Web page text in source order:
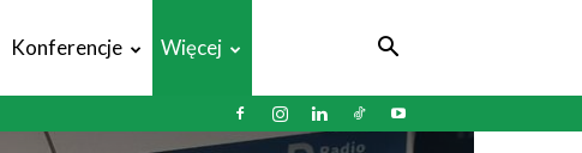
Konferencje Więcej